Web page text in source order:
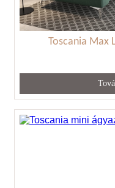
Toscania Max